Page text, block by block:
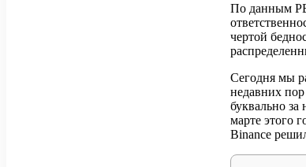
По данным
чертой
Сегодня мы
недавних
буквально
марте этого
Binance